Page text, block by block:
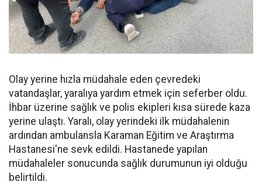
Olay yerine hızla müdahale eden çevredeki
vatandaşlar, yaralıya yardım etmek için seferber oldu.
İhbar üzerine sağlık ve polis ekipleri kısa sürede kaza
yerine ulaştı. Yaralı, olay yerindeki ilk müdahalenin
ardından ambulansla Karaman Eğitim ve Araştırma
Hastanesi'ne sevk edildi. Hastanede yapılan
müdahaleler sonucunda sağlık durumunun iyi olduğu
belirtildi.